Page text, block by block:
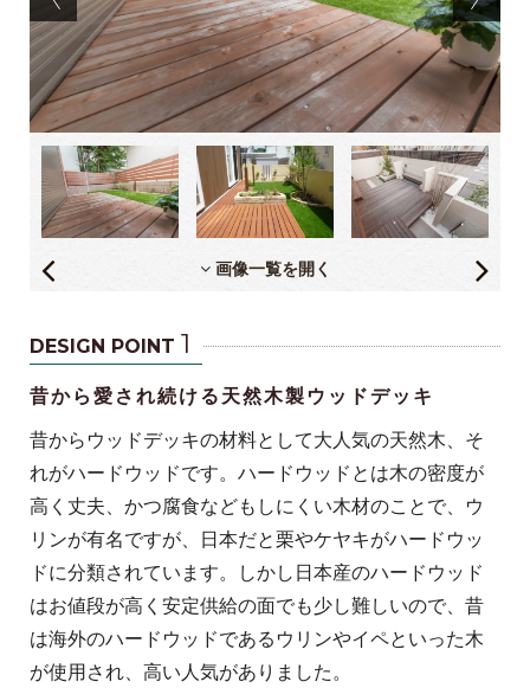
画像一覧を開く
DESIGN POINT 1
昔から愛され続ける天然木製ウッドデッキ
昔からウッドデッキの材料として大人気の天然木、そ
れがハードウッドです。ハードウッドとは木の密度が
高く丈夫、かつ腐食などもしにくい木材のことで、ウ
リンが有名ですが、日本だと栗やケヤキがハードウッ
ドに分類されています。しかし日本産のハードウッド
はお値段が高く安定供給の面でも少し難しいので、昔
は海外のハードウッドであるウリンやイペといった木
が使用され、高い人気がありました。